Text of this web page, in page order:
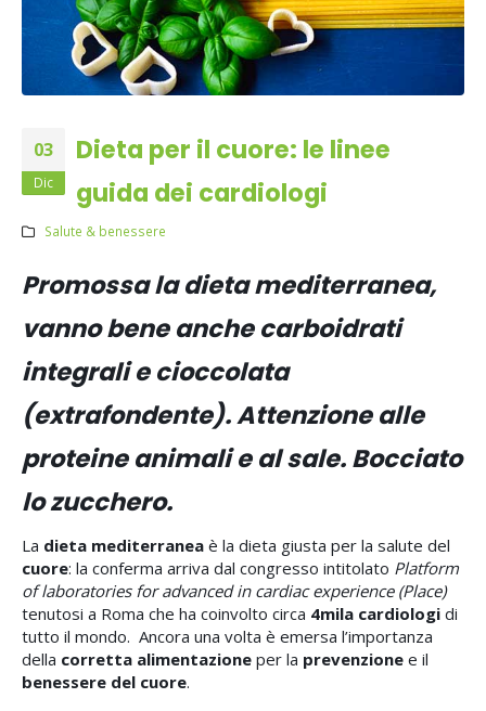
03
Dic
Dieta per il cuore: le linee
guida dei cardiologi
Salute & benessere
Promossa la dieta mediterranea,
vanno bene anche carboidrati
integrali e cioccolata
(extrafondente). Attenzione alle
proteine animali e al sale. Bocciato
lo zucchero.
La dieta mediterranea è la dieta giusta per la salute del
cuore: la conferma arriva dal congresso intitolato Platform
of laboratories for advanced in cardiac experience (Place)
tenutosi a Roma che ha coinvolto circa 4mila cardiologi di
tutto il mondo. Ancora una volta è emersa l’importanza
della corretta alimentazione per la prevenzione e il
benessere del cuore.